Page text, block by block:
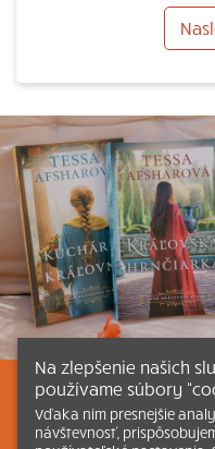
Listovať Obsah
Na zlepšenie našich
používame súbory
Vďaka nim presnejšie
návštevnosť,